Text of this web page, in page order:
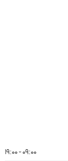
09:00 - 19:00